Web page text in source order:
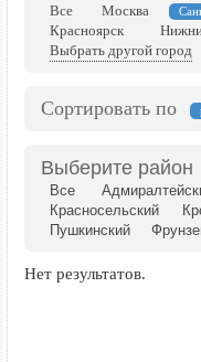
Все Москва
Красноярск
Выбрать другой город
Сортировать по
Выберите район
Все
Красносельский
Пушкинский
Нет результатов.